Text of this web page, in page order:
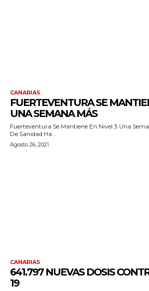
CANARIAS
FUERTEVENTURA SE
UNA SEMANA MÁS
Fuerteventura Se Mantiene En Nivel 3 Una
De Sanidad Ha...
Agosto 26, 2021
CANARIAS
641.797 NUEVAS DOSIS
19